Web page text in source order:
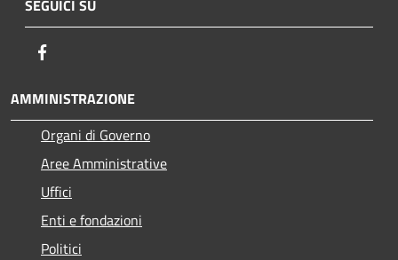
SEGUICI SU
AMMINISTRAZIONE
Organi di Governo
Aree Amministrative
Uffici
Enti e fondazioni
Politici